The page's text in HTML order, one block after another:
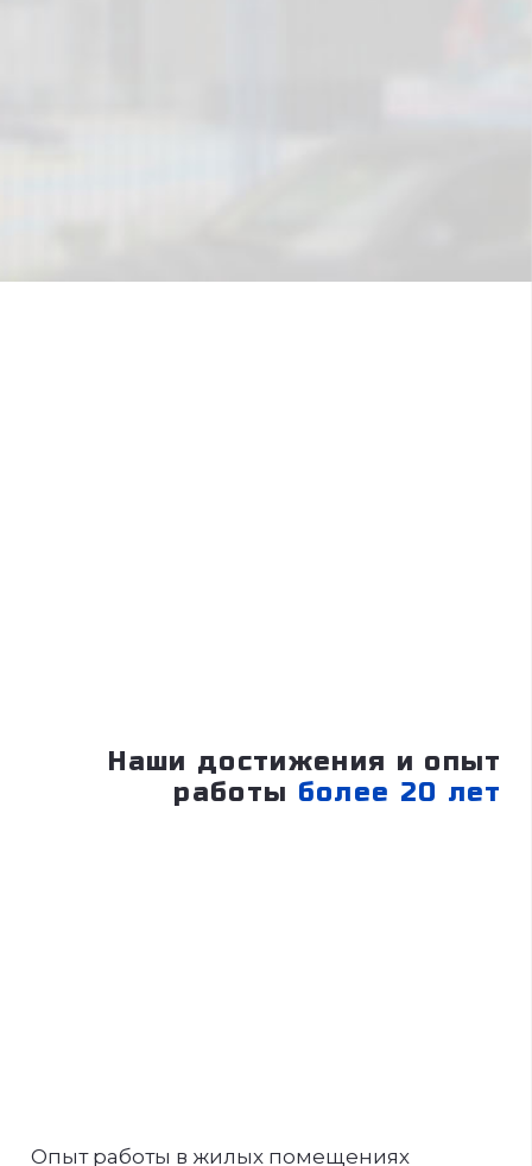
Наши достижения и опыт
работы более 20 лет
Опыт работы в жилых помещениях